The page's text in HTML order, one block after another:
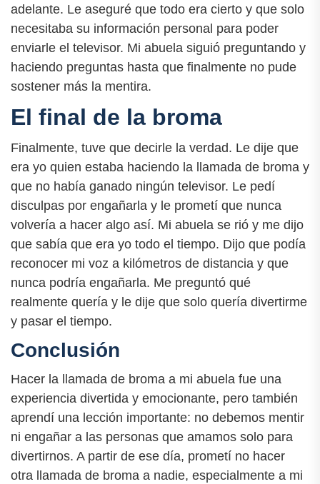
adelante. Le aseguré que todo era cierto y que solo
necesitaba su información personal para poder
enviarle el televisor. Mi abuela siguió preguntando y
haciendo preguntas hasta que finalmente no pude
sostener más la mentira.
El final de la broma
Finalmente, tuve que decirle la verdad. Le dije que
era yo quien estaba haciendo la llamada de broma y
que no había ganado ningún televisor. Le pedí
disculpas por engañarla y le prometí que nunca
volvería a hacer algo así. Mi abuela se rió y me dijo
que sabía que era yo todo el tiempo. Dijo que podía
reconocer mi voz a kilómetros de distancia y que
nunca podría engañarla. Me preguntó qué
realmente quería y le dije que solo quería divertirme
y pasar el tiempo.
Conclusión
Hacer la llamada de broma a mi abuela fue una
experiencia divertida y emocionante, pero también
aprendí una lección importante: no debemos mentir
ni engañar a las personas que amamos solo para
divertirnos. A partir de ese día, prometí no hacer
otra llamada de broma a nadie, especialmente a mi